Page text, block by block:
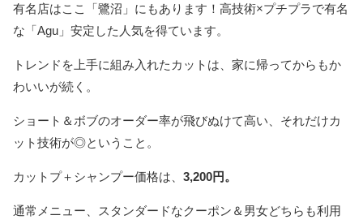
有名店はここ「鷺沼」にもあります！高技術×プチプラで有名
な「Agu」安定した人気を得ています。
トレンドを上手に組み入れたカットは、家に帰ってからもか
わいいが続く。
ショート＆ボブのオーダー率が飛びぬけて高い、それだけカ
ット技術が◎ということ。
カットプ＋シャンプー価格は、 3,200円。
通常メニュー、スタンダードなクーポン＆男女どちらも利用